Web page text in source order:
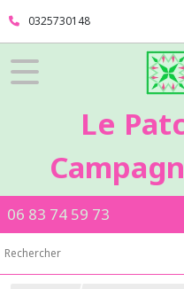
0325730148
Le
06 83 74 59 73